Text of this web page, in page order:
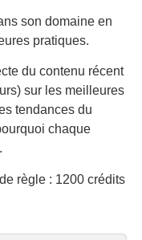
son domaine en
pratiques.
du contenu récent
sur les meilleures
tendances du
chaque
règle : 1200 crédits